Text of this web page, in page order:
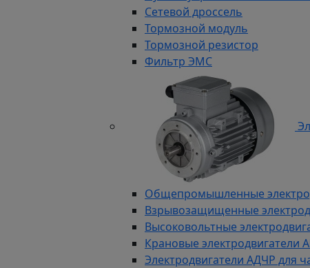
Сетевой дроссель
Тормозной модуль
Тормозной резистор
Фильтр ЭМС
Общепромышленные
Взрывозащищенные
Высоковольтные
Крановые электродвигатели
Электродвигатели АДЧР для